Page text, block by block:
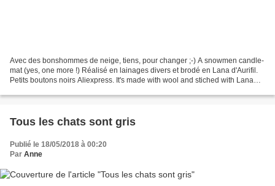
Avec des bonshommes de neige, tiens, pour changer ;-) A snowmen candle-
mat (yes, one more !) Réalisé en lainages divers et brodé en Lana d'Aurifil.
Petits boutons noirs Aliexpress. It's made with wool and stiched with Lana
Tous les chats sont gris
Publié le 18/05/2018 à 00:20
Par Anne